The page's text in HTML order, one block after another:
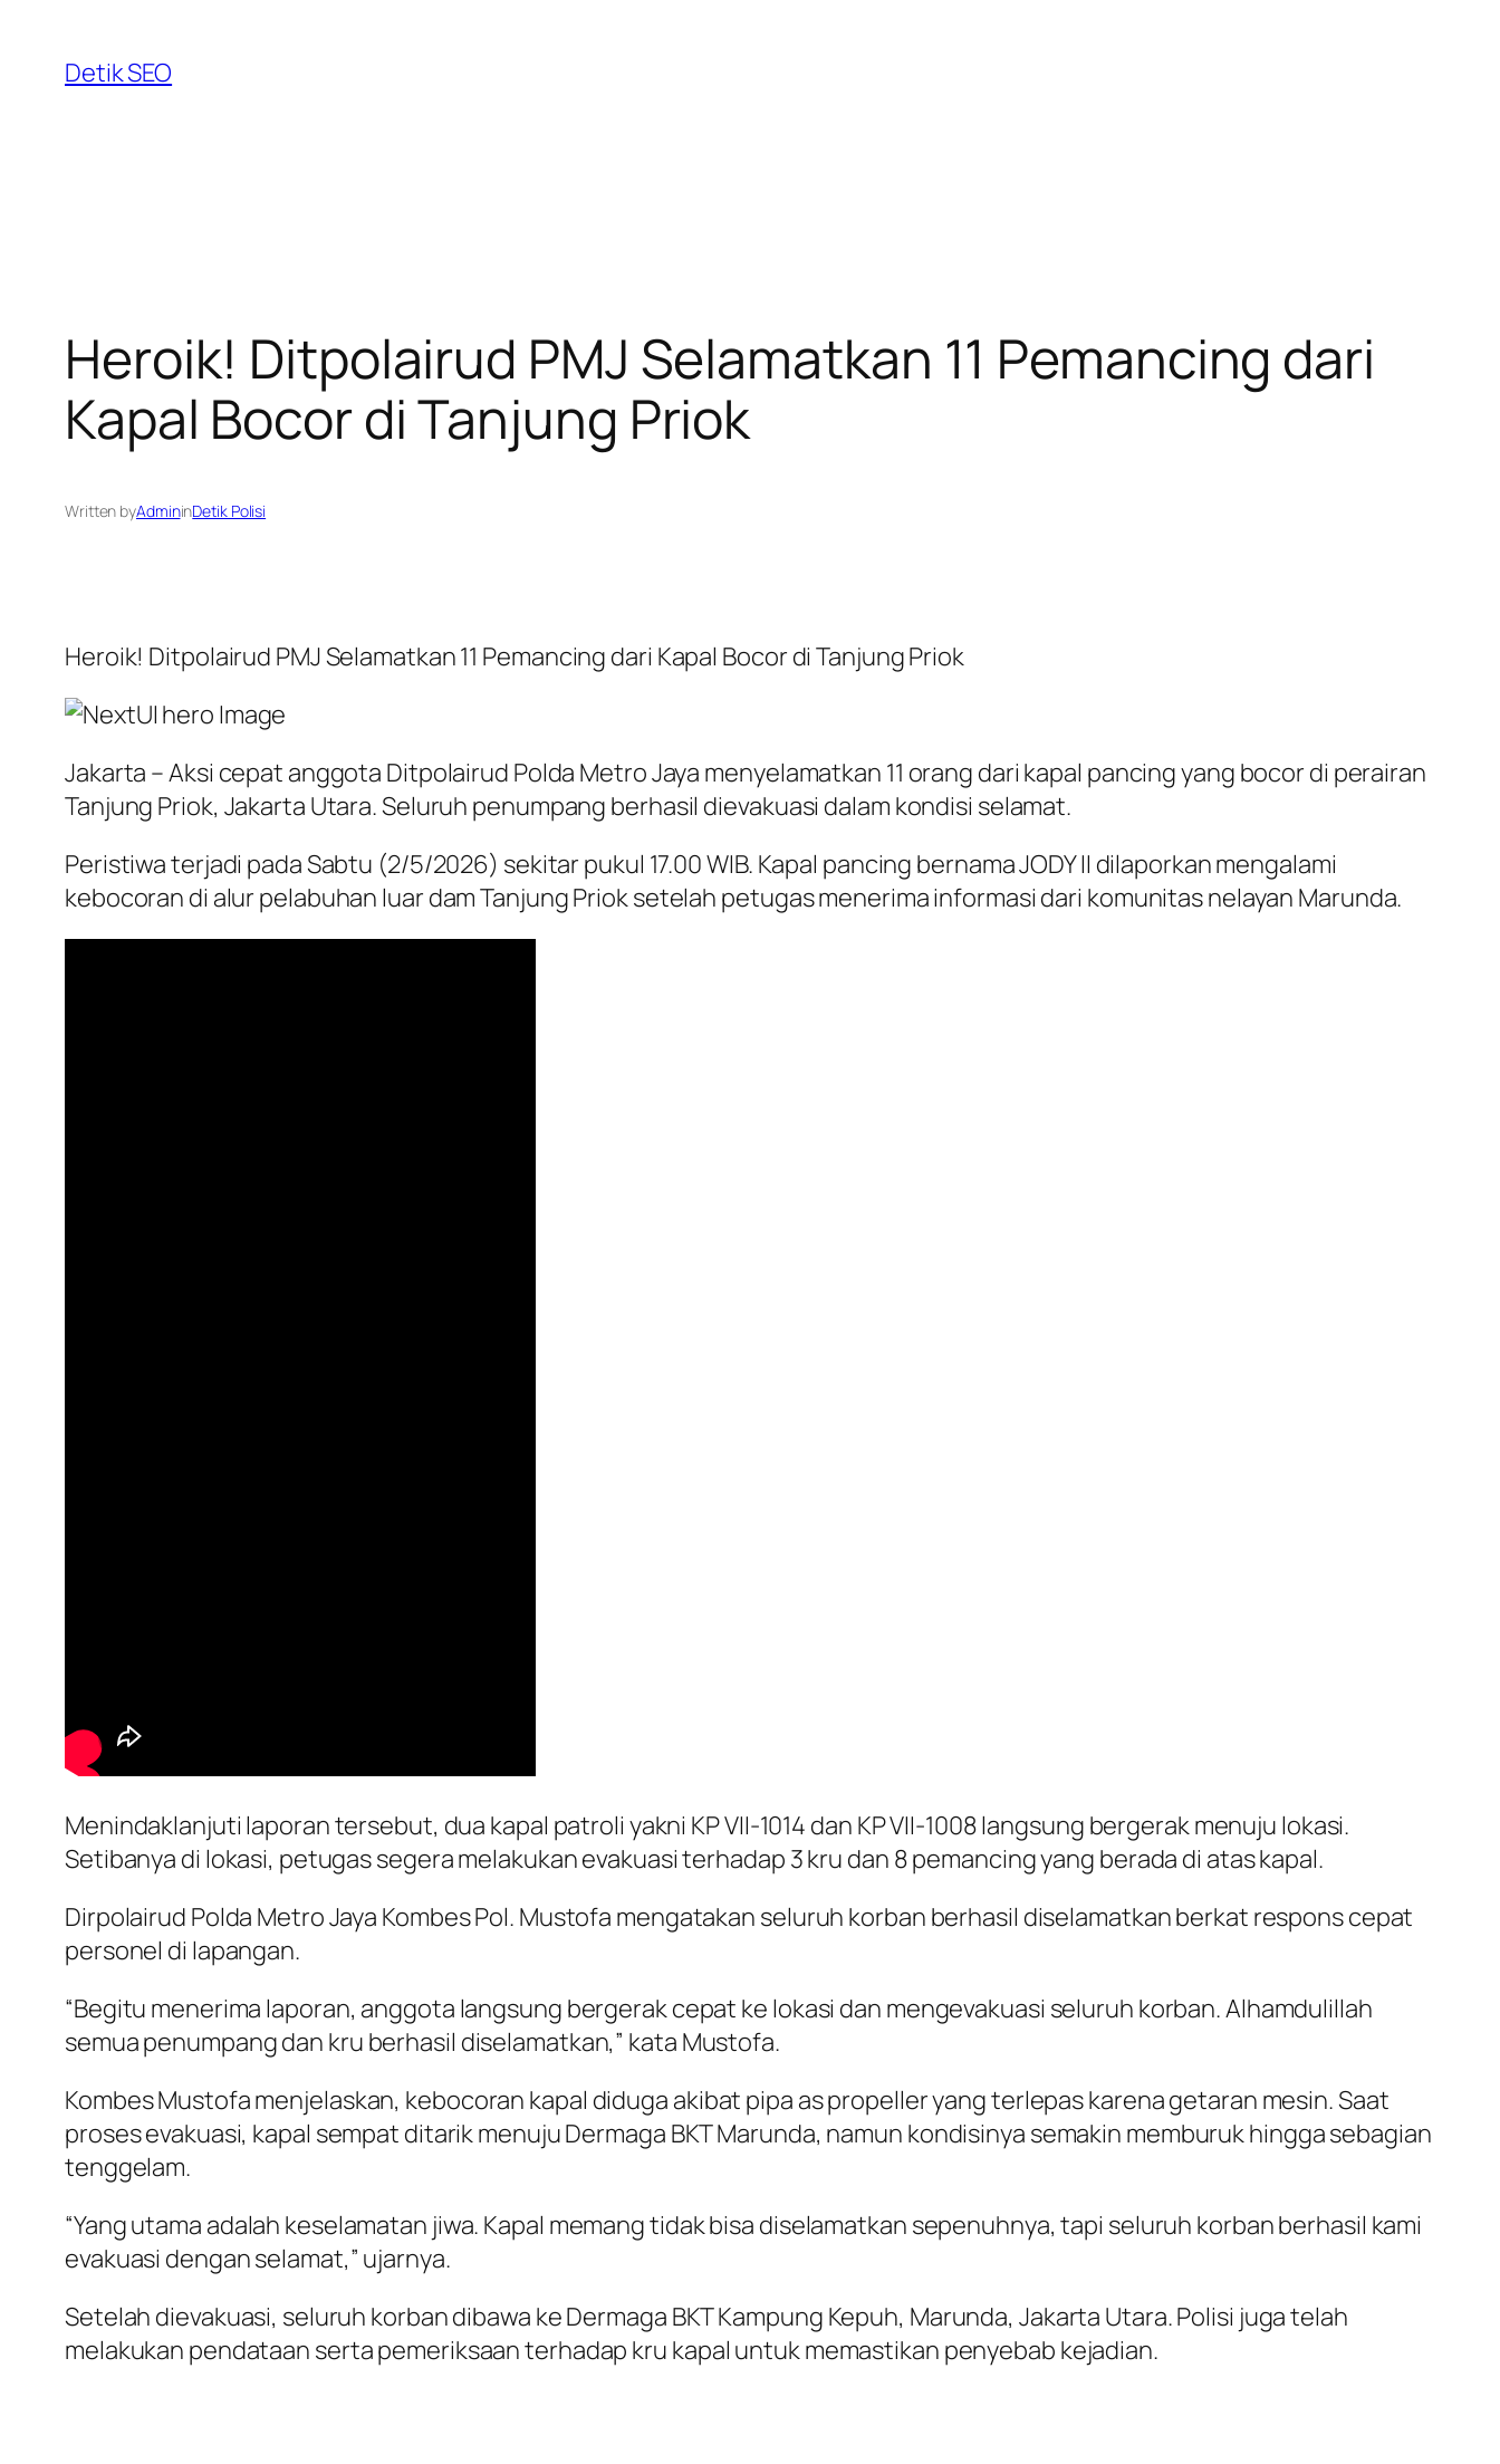
content
Detik SEO
Heroik! Ditpolairud PMJ Selamatkan 11 Pemancing dari
Kapal Bocor di Tanjung Priok
Written byAdmininDetik Polisi
Heroik! Ditpolairud PMJ Selamatkan 11 Pemancing dari Kapal Bocor di Tanjung Priok
Jakarta – Aksi cepat anggota Ditpolairud Polda Metro Jaya menyelamatkan 11 orang dari kapal pancing yang bocor di perairan
Tanjung Priok, Jakarta Utara. Seluruh penumpang berhasil dievakuasi dalam kondisi selamat.
Peristiwa terjadi pada Sabtu (2/5/2026) sekitar pukul 17.00 WIB. Kapal pancing bernama JODY II dilaporkan mengalami
kebocoran di alur pelabuhan luar dam Tanjung Priok setelah petugas menerima informasi dari komunitas nelayan Marunda.
Menindaklanjuti laporan tersebut, dua kapal patroli yakni KP VII-1014 dan KP VII-1008 langsung bergerak menuju lokasi.
Setibanya di lokasi, petugas segera melakukan evakuasi terhadap 3 kru dan 8 pemancing yang berada di atas kapal.
Dirpolairud Polda Metro Jaya Kombes Pol. Mustofa mengatakan seluruh korban berhasil diselamatkan berkat respons cepat
personel di lapangan.
“Begitu menerima laporan, anggota langsung bergerak cepat ke lokasi dan mengevakuasi seluruh korban. Alhamdulillah
semua penumpang dan kru berhasil diselamatkan,” kata Mustofa.
Kombes Mustofa menjelaskan, kebocoran kapal diduga akibat pipa as propeller yang terlepas karena getaran mesin. Saat
proses evakuasi, kapal sempat ditarik menuju Dermaga BKT Marunda, namun kondisinya semakin memburuk hingga sebagian
tenggelam.
“Yang utama adalah keselamatan jiwa. Kapal memang tidak bisa diselamatkan sepenuhnya, tapi seluruh korban berhasil kami
evakuasi dengan selamat,” ujarnya.
Setelah dievakuasi, seluruh korban dibawa ke Dermaga BKT Kampung Kepuh, Marunda, Jakarta Utara. Polisi juga telah
melakukan pendataan serta pemeriksaan terhadap kru kapal untuk memastikan penyebab kejadian.